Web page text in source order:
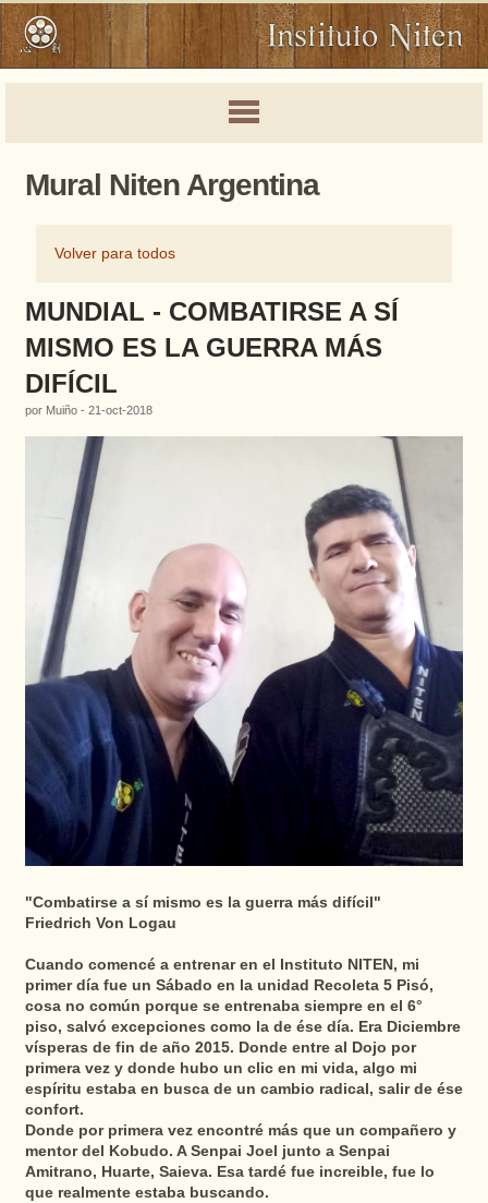
Mural Niten Argentina
Volver para todos
MUNDIAL - COMBATIRSE A SÍ
MISMO ES LA GUERRA MÁS
DIFÍCIL
por Muiño - 21-oct-2018
"Combatirse a sí mismo es la guerra más difícil"
Friedrich Von Logau
Cuando comencé a entrenar en el Instituto NITEN, mi
primer día fue un Sábado en la unidad Recoleta 5 Pisó,
cosa no común porque se entrenaba siempre en el 6°
piso, salvó excepciones como la de ése día. Era Diciembre
vísperas de fin de año 2015. Donde entre al Dojo por
primera vez y donde hubo un clic en mi vida, algo mi
espíritu estaba en busca de un cambio radical, salir de ése
confort.
Donde por primera vez encontré más que un compañero y
mentor del Kobudo. A Senpai Joel junto a Senpai
Amitrano, Huarte, Saieva. Esa tardé fue increible, fue lo
que realmente estaba buscando.